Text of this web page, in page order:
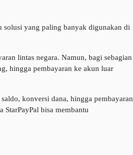
solusi yang paling banyak digunakan di
lintas negara. Namun, bagi sebagian
hingga pembayaran ke akun luar
konversi dana, hingga pembayaran
bisa membantu